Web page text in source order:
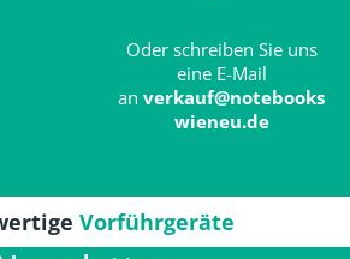
Oder schreiben Sie uns
eine E-Mail
an verkauf@notebooks
wieneu.de
Vorführgeräte